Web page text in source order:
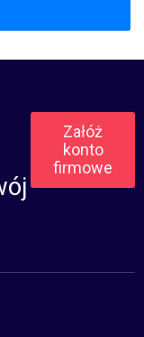
Załóż
konto
firmowe